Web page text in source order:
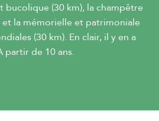
bucolique (30 km), la champêtre
la mémorielle et patrimoniale
(30 km). En clair, il y en a
partir de 10 ans.